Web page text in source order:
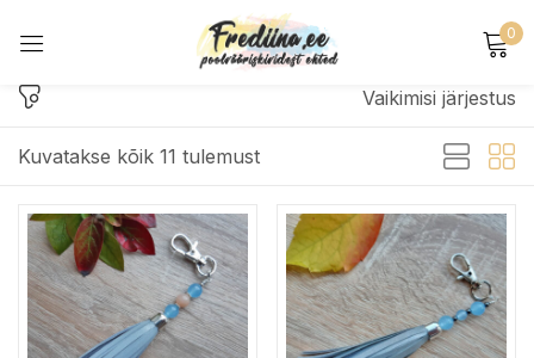
0
Kuvatakse kõik 11 tulemust
Vaikimisi järjestus
Sign in
Remember me Lost password?
Log in